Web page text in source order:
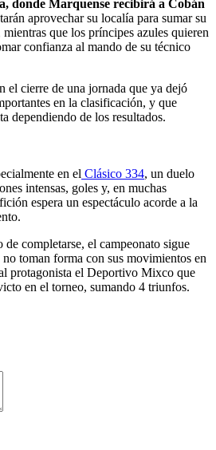
donde Marquense recibirá a Cobán
aprovechar su localía para sumar su
que los príncipes azules quieren
confianza al mando de su técnico
el cierre de una jornada que ya dejó
en la clasificación, y que
dependiendo de los resultados.
en el Clásico 334, un duelo
intensas, goles y, en muchas
espera un espectáculo acorde a la
completarse, el campeonato sigue
no toman forma con sus movimientos en
protagonista el Deportivo Mixco que
en el torneo, sumando 4 triunfos.